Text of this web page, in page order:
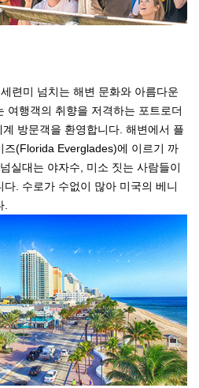
련미 넘치는 해변 문화와 아름다운
여행객의 취향을 저격하는 포트로더
방문객을 환영합니다. 해변에서 플
즈(Florida Everglades)에 이르기 까
실대는 야자수, 미소 짓는 사람들이
다. 수로가 수없이 많아 미국의 베니